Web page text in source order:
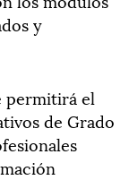
y
permitirá el
de Grado